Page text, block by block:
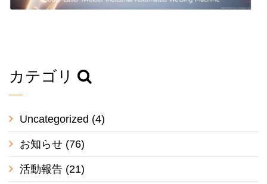
カテゴリ
Uncategorized (4)
お知らせ (76)
活動報告 (21)